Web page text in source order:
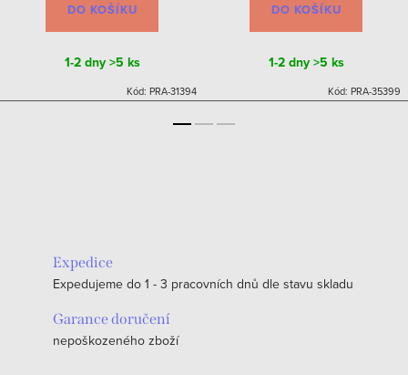
DO KOŠÍKU
1-2 dny>5 ks
Kód: PRA-31394
DO KOŠÍKU
1-2 dny>5 ks
Kód: PRA-35399
Expedice
Expedujeme do 1 - 3 pracovních dnů dle stavu skladu
Garance doručení
nepoškozeného zboží